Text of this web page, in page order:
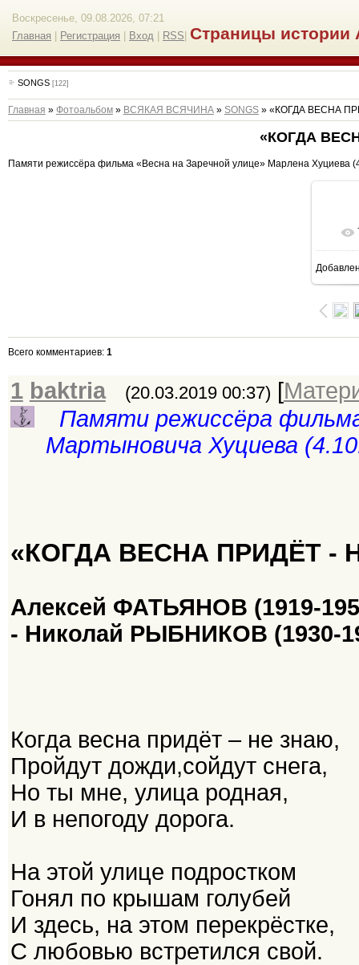
Воскресенье, 09.08.2026, 07:21
Главная
Регистрация Вход RSS Страницы истории
SONGS [122]
Главная » Фотоальбом» ВСЯКАЯ ВСЯЧИНА» SONGS» «КОГДА ВЕСНА
«КОГДА
Памяти режиссёра фильма «Весна на Заречной улице» Марлена Хуциева
Всего комментариев: 1
1 baktria (20.03.2019 00:37) [
Памяти режиссёра
Мартыновича Хуциева
«КОГДА ВЕСНА ПРИДЁТ -
Алексей ФАТЬЯНОВ (1919-
- Николай РЫБНИКОВ (1930-
Когда весна придёт – не знаю,
Пройдут дожди,сойдут снега,
Но ты мне, улица родная,
И в непогоду дорога.
На этой улице подростком
Гонял по крышам голубей
И здесь, на этом перекрёстке,
С любовью встретился свой.